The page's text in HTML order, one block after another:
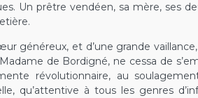
Un prêtre vendéen, sa mère, ses
généreux, et d’une grande
de Bordigné, ne cessa de
révolutionnaire, au
qu’attentive à tous les genres